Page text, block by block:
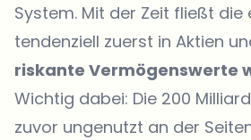
System. Mit der Zeit fließt
tendenziell zuerst in Aktien
riskante Vermögenswerte
Wichtig dabei: Die 200
zuvor ungenutzt an der